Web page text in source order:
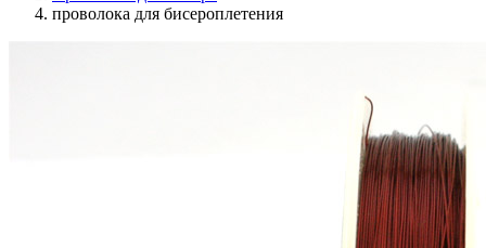
проволока для бисероплетения